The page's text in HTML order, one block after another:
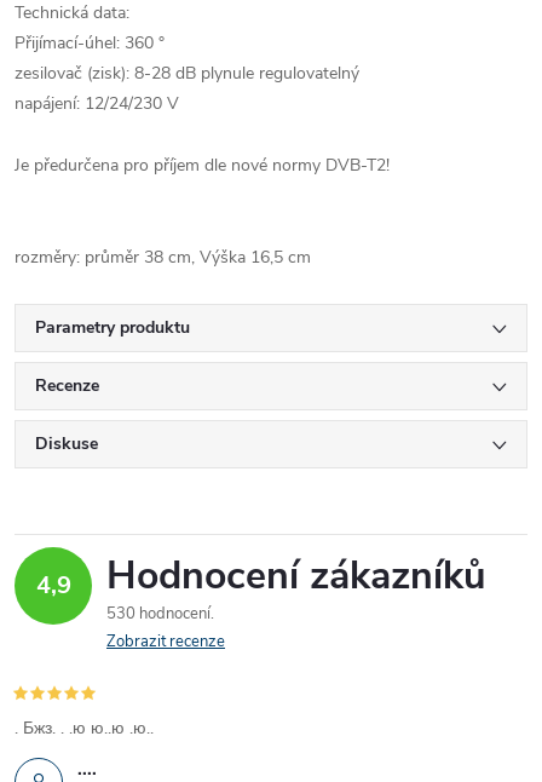
Technická data:
Přijímací-úhel: 360 °
zesilovač (zisk): 8-28 dB plynule regulovatelný
napájení: 12/24/230 V
Je předurčena pro příjem dle nové normy DVB-T2!
rozměry: průměr 38 cm, Výška 16,5 cm
Parametry produktu
Recenze
Diskuse
4,9 Hodnocení zákazníků
530 hodnocení
Zobrazit recenze
....
. Бжз. . .ю ю..ю .ю..